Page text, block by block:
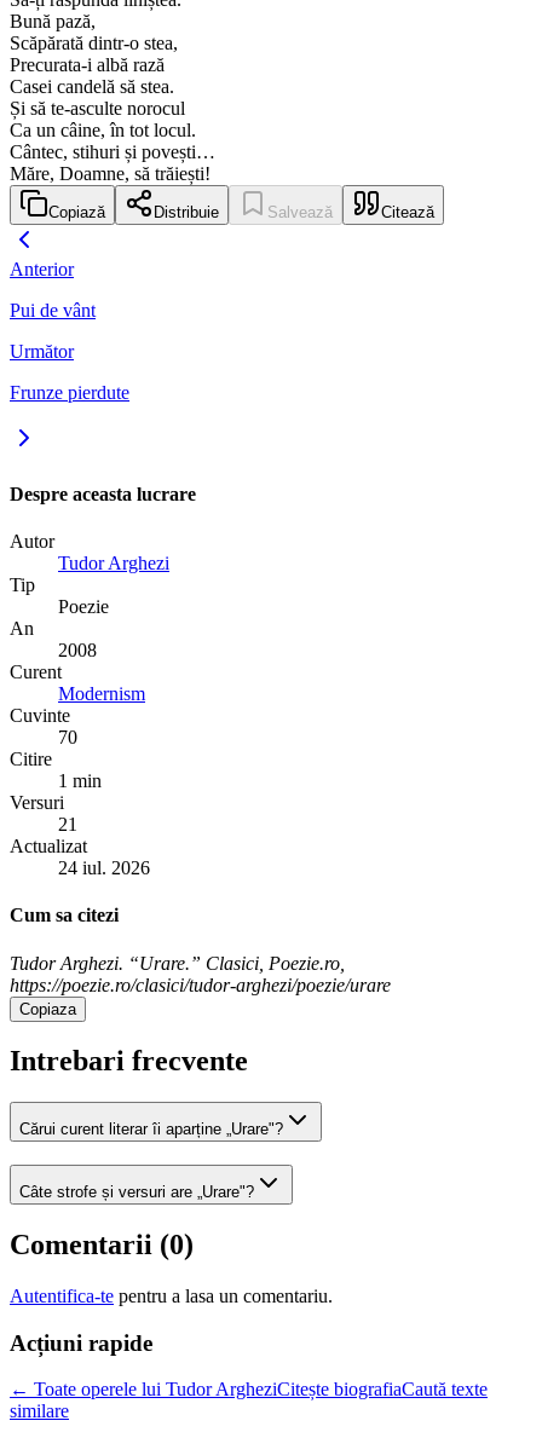
Bună pază,
Scăpărată dintr-o stea,
Precurata-i albă rază
Casei candelă să stea.
Și să te-asculte norocul
Ca un câine, în tot locul.
Cântec, stihuri și povești…
Măre, Doamne, să trăiești!
Copiază Distribuie Salvează Citează
Anterior
Pui de vânt
Următor
Frunze pierdute
Despre aceasta lucrare
Autor
Tudor Arghezi
Tip
Poezie
An
2008
Curent
Modernism
Cuvinte
70
Citire
1 min
Versuri
21
Actualizat
24 iul. 2026
Cum sa citezi
Tudor Arghezi. “Urare.” Clasici, Poezie.ro,
https://poezie.ro/clasici/tudor-arghezi/poezie/urare
Copiaza
Intrebari frecvente
Cărui curent literar îi aparține „Urare"?
Câte strofe și versuri are „Urare"?
Comentarii (0)
Autentifica-te pentru a lasa un comentariu.
Acțiuni rapide
← Toate operele lui Tudor ArgheziCitește biografiaCaută texte
similare